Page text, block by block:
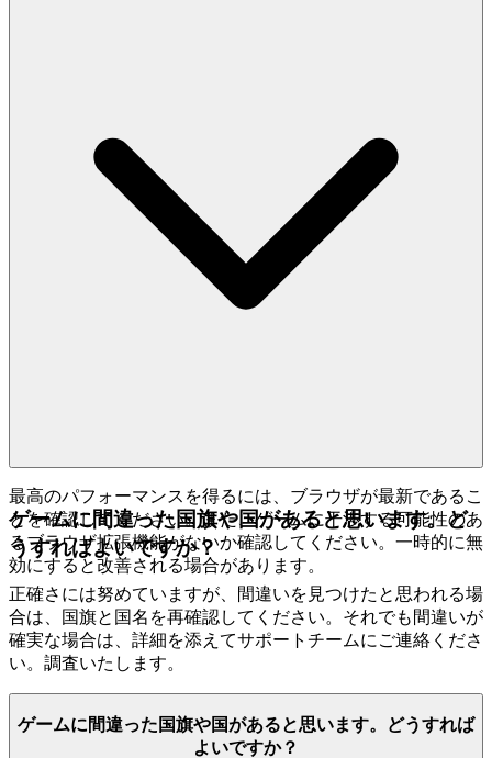
最高のパフォーマンスを得るには、ブラウザが最新であるこ
とを確認してください。また、ゲームに干渉する可能性のあ
るブラウザ拡張機能がないか確認してください。一時的に無
効にすると改善される場合があります。
ゲームに間違った国旗や国があると思います。ど
うすればよいですか？
正確さには努めていますが、間違いを見つけたと思われる場
合は、国旗と国名を再確認してください。それでも間違いが
確実な場合は、詳細を添えてサポートチームにご連絡くださ
い。調査いたします。
ゲームに間違った国旗や国があると思います。どうすれば
よいですか？